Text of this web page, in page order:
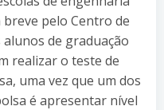
pelo Centro de
alunos de graduação
realizar o teste de
uma vez que um dos
é apresentar nível